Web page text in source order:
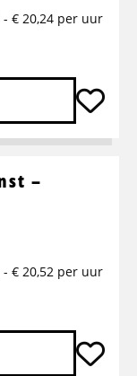
- € 20,24 per uur
–
- € 20,52 per uur